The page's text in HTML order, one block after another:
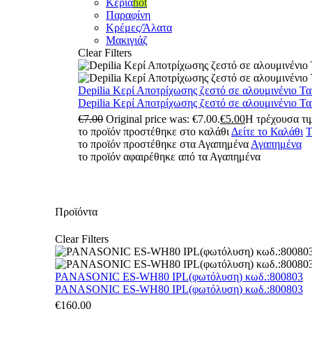
Κεριάhot
Παραφίνη
Κρέμες/Άλατα
Μακιγιάζ
Clear Filters
Depilia Κερί Αποτρίχωσης ζεστό σε αλουμινένιο
Depilia Κερί Αποτρίχωσης ζεστό σε αλουμινένιο
€7.00 Original price was: €7.00.€5.00Η τρέχουσα
το προϊόν προστέθηκε στο καλάθι Δείτε το Καλάθι
το προϊόν προστέθηκε στα Αγαπημένα Αγαπημένα
το προϊόν αφαιρέθηκε από τα Αγαπημένα
Προϊόντα
Clear Filters
PANASONIC ES-WH80 IPL(φωτόλυση) κωδ.:800803
PANASONIC ES-WH80 IPL(φωτόλυση) κωδ.:800803
€160.00